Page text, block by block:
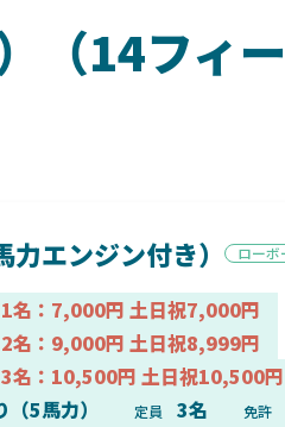
（14フィー
エンジン付き） ローボ
1名：7,000円 土日祝7,000円
2名：9,000円 土日祝8,999円
3名：10,500円 土日祝10,500円
（5馬力） 定員 3名 免許